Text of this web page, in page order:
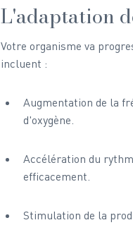
L'adaptation
Votre organisme va
incluent :
Augmentation de la
d'oxygène.
Accélération du
efficacement.
Stimulation de la